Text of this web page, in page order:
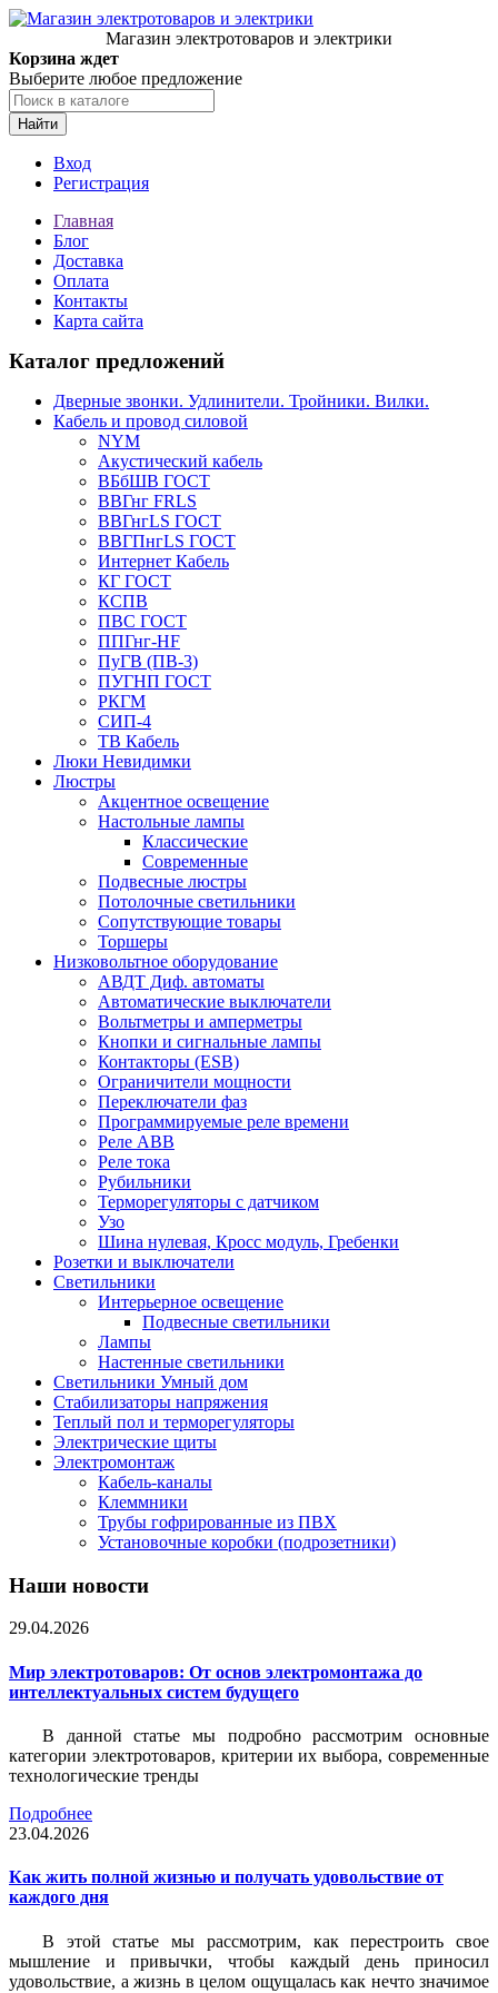
Магазин электротоваров и электрики
Корзина ждет
Выберите любое предложение
Найти
Вход
Регистрация
Главная
Блог
Доставка
Оплата
Контакты
Карта сайта
Каталог предложений
Дверные звонки. Удлинители. Тройники. Вилки.
Кабель и провод силовой
NYM
Акустический кабель
ВБбШВ ГОСТ
ВВГнг FRLS
ВВГнгLS ГОСТ
ВВГПнгLS ГОСТ
Интернет Кабель
КГ ГОСТ
КСПВ
ПВС ГОСТ
ППГнг-HF
ПуГВ (ПВ-3)
ПУГНП ГОСТ
РКГМ
СИП-4
ТВ Кабель
Люки Невидимки
Люстры
Акцентное освещение
Настольные лампы
Классические
Современные
Подвесные люстры
Потолочные светильники
Сопутствующие товары
Торшеры
Низковольтное оборудование
АВДT Диф. автоматы
Автоматические выключатели
Вольтметры и амперметры
Кнопки и сигнальные лампы
Контакторы (ESB)
Ограничители мощности
Переключатели фаз
Программируемые реле времени
Реле ABB
Реле тока
Рубильники
Терморегуляторы с датчиком
Узо
Шина нулевая, Кросс модуль, Гребенки
Розетки и выключатели
Светильники
Интерьерное освещение
Подвесные светильники
Лампы
Настенные светильники
Светильники Умный дом
Стабилизаторы напряжения
Теплый пол и терморегуляторы
Электрические щиты
Электромонтаж
Кабель-каналы
Клеммники
Трубы гофрированные из ПВХ
Установочные коробки (подрозетники)
Наши новости
29.04.2026
Мир электротоваров: От основ электромонтажа до
интеллектуальных систем будущего
В данной статье мы подробно рассмотрим основные
категории электротоваров, критерии их выбора, современные
технологические тренды
Подробнее
23.04.2026
Как жить полной жизнью и получать удовольствие от
каждого дня
В этой статье мы рассмотрим, как перестроить свое
мышление и привычки, чтобы каждый день приносил
удовольствие, а жизнь в целом ощущалась как нечто значимое